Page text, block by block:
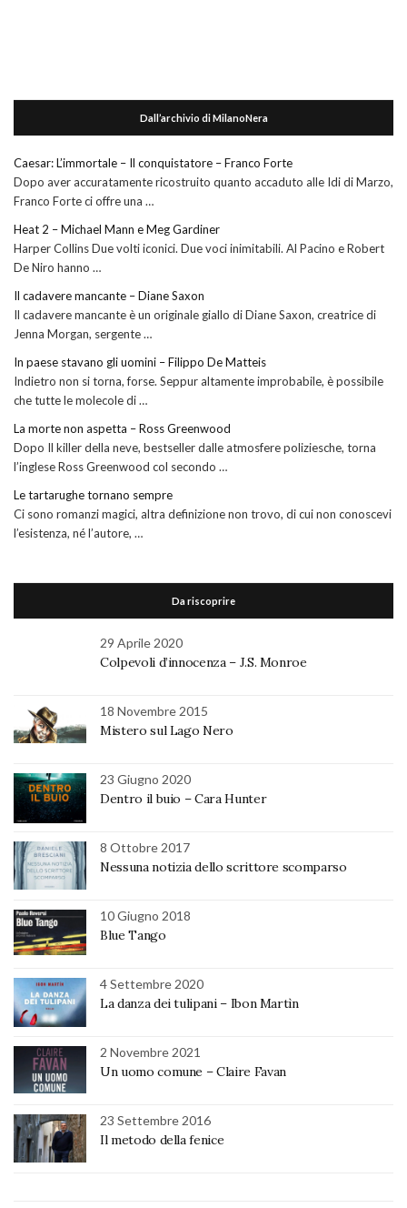
Dall’archivio di MilanoNera
Caesar: L’immortale – Il conquistatore – Franco Forte
Dopo aver accuratamente ricostruito quanto accaduto alle Idi di Marzo,
Franco Forte ci offre una …
Heat 2 – Michael Mann e Meg Gardiner
Harper Collins Due volti iconici. Due voci inimitabili. Al Pacino e Robert
De Niro hanno …
Il cadavere mancante – Diane Saxon
Il cadavere mancante è un originale giallo di Diane Saxon, creatrice di
Jenna Morgan, sergente …
In paese stavano gli uomini – Filippo De Matteis
Indietro non si torna, forse. Seppur altamente improbabile, è possibile
che tutte le molecole di …
La morte non aspetta – Ross Greenwood
Dopo Il killer della neve, bestseller dalle atmosfere poliziesche, torna
l’inglese Ross Greenwood col secondo …
Le tartarughe tornano sempre
Ci sono romanzi magici, altra definizione non trovo, di cui non conoscevi
l’esistenza, né l’autore, …
Da riscoprire
29 Aprile 2020
Colpevoli d’innocenza – J.S. Monroe
18 Novembre 2015
Mistero sul Lago Nero
23 Giugno 2020
Dentro il buio – Cara Hunter
8 Ottobre 2017
Nessuna notizia dello scrittore scomparso
10 Giugno 2018
Blue Tango
4 Settembre 2020
La danza dei tulipani – Ibon Martìn
2 Novembre 2021
Un uomo comune – Claire Favan
23 Settembre 2016
Il metodo della fenice